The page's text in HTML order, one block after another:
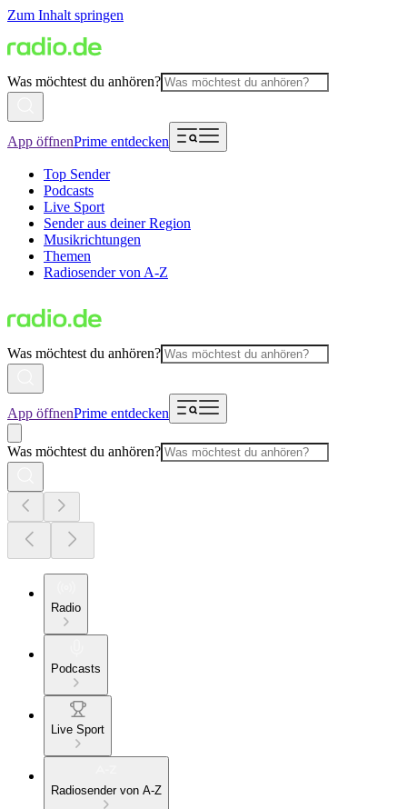
Zum Inhalt springen
Was möchtest du anhören?
App öffnenPrime entdecken
Top Sender
Podcasts
Live Sport
Sender aus deiner Region
Musikrichtungen
Themen
Radiosender von A-Z
Was möchtest du anhören?
App öffnenPrime entdecken
Was möchtest du anhören?
Radio
Podcasts
Live Sport
Radiosender von A-Z